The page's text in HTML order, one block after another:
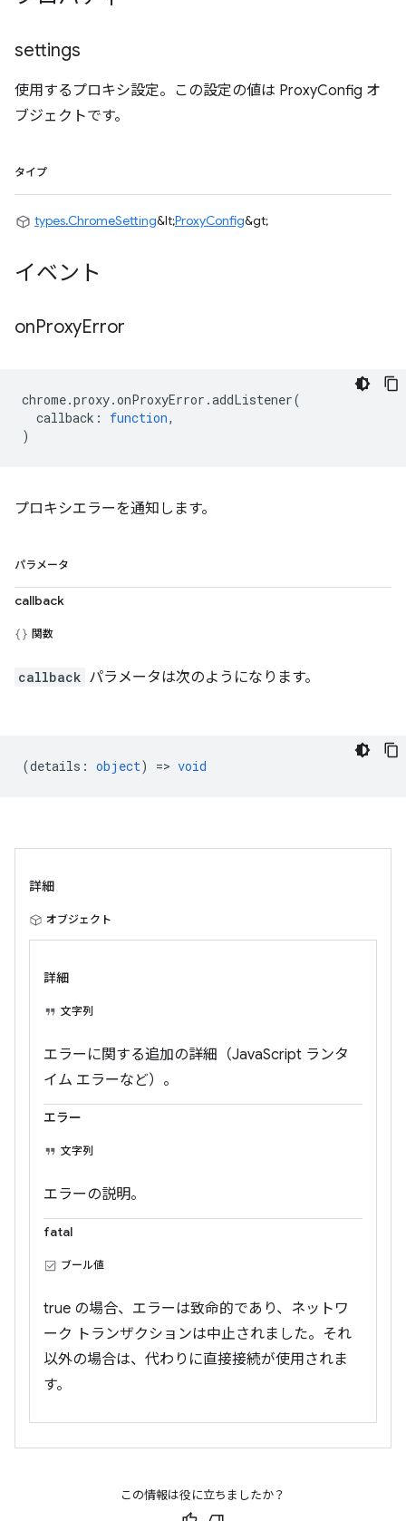
settings
使用するプロキシ設定。この設定の値は ProxyConfig オ
ブジェクトです。
タイプ
types.ChromeSetting&lt;ProxyConfig&gt;
イベント
onProxyError
chrome.proxy.onProxyError .addListener(
callback : function,
)
プロキシエラーを通知します。
パラメータ
callback
関数
callback パラメータは次のようになります。
(details : object) => void
詳細
オブジェクト
詳細
文字列
エラーに関する追加の詳細（JavaScript ランタ
イム エラーなど）。
エラー
文字列
エラーの説明。
fatal
ブール値
true の場合、エラーは致命的であり、ネットワ
ーク トランザクションは中止されました。それ
以外の場合は、代わりに直接接続が使用されま
す。
この情報は役に立ちましたか？